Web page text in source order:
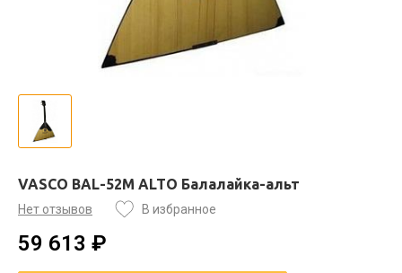
VASCO BAL-52M ALTO Балалайка-альт
Нет отзывов В избранное
59 613 ₽